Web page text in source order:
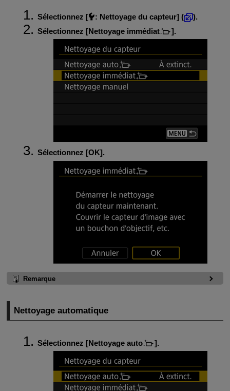
Sélectionnez [ : Nettoyage du capteur] (
).
Sélectionnez [Nettoyage immédiat ].
Sélectionnez [OK].
Remarque
Nettoyage automatique
Sélectionnez [Nettoyage auto ].